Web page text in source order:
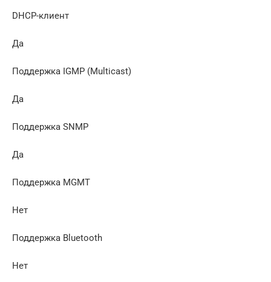
DHCP-клиент
Да
Поддержка IGMP (Multicast)
Да
Поддержка SNMP
Да
Поддержка MGMT
Нет
Поддержка Bluetooth
Нет